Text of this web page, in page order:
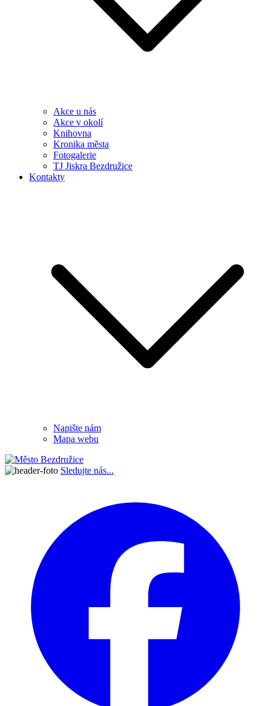
Akce u nás
Akce v okolí
Knihovna
Kronika města
Fotogalerie
TJ Jiskra Bezdružice
Kontakty
Napište nám
Mapa webu
Sledujte nás...